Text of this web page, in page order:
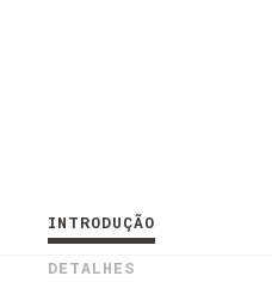
INTRODUÇÃO
DETALHES